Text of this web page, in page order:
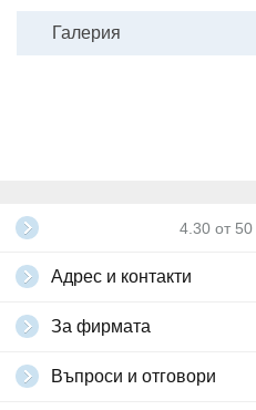
Галерия
4.30 от 50
Адрес и контакти
За фирмата
Въпроси и отговори